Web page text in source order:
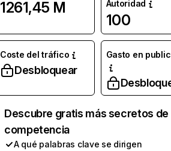
1261,45 M
Autoridad
100
Coste del tráfico
Desbloquear
Gasto en
Descubre gratis más secretos de
competencia
A qué palabras clave se dirigen